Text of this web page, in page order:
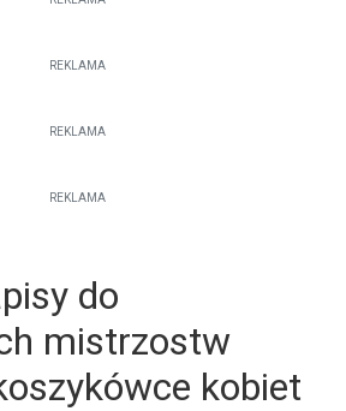
REKLAMA
REKLAMA
REKLAMA
do
mistrzostw
kobiet